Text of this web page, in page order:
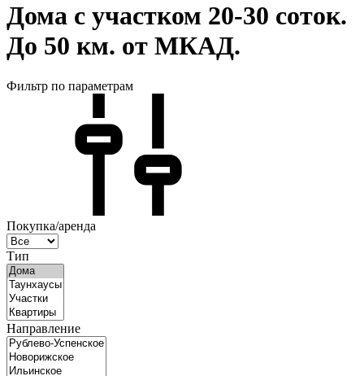
Дома с участком 20-30 соток.
До 50 км. от МКАД.
Фильтр по параметрам
Покупка/аренда
Тип
Направление